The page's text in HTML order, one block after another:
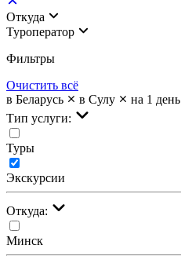
Откуда
Туроператор
Фильтры
Очистить всё
в Беларусь
в Сулу на 1 день
Тип услуги:
Туры
Экскурсии
Откуда:
Минск